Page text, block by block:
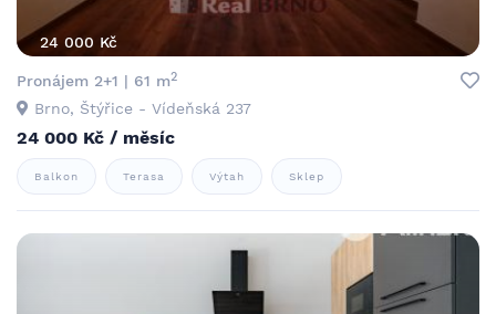
24 000 Kč
Pronájem 2+1 | 61 m2
Brno, Štýřice - Vídeňská 237
24 000 Kč / měsíc
Balkon Terasa Výtah Sklep